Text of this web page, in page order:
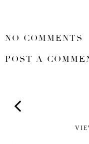
NO COMMENTS
POST A